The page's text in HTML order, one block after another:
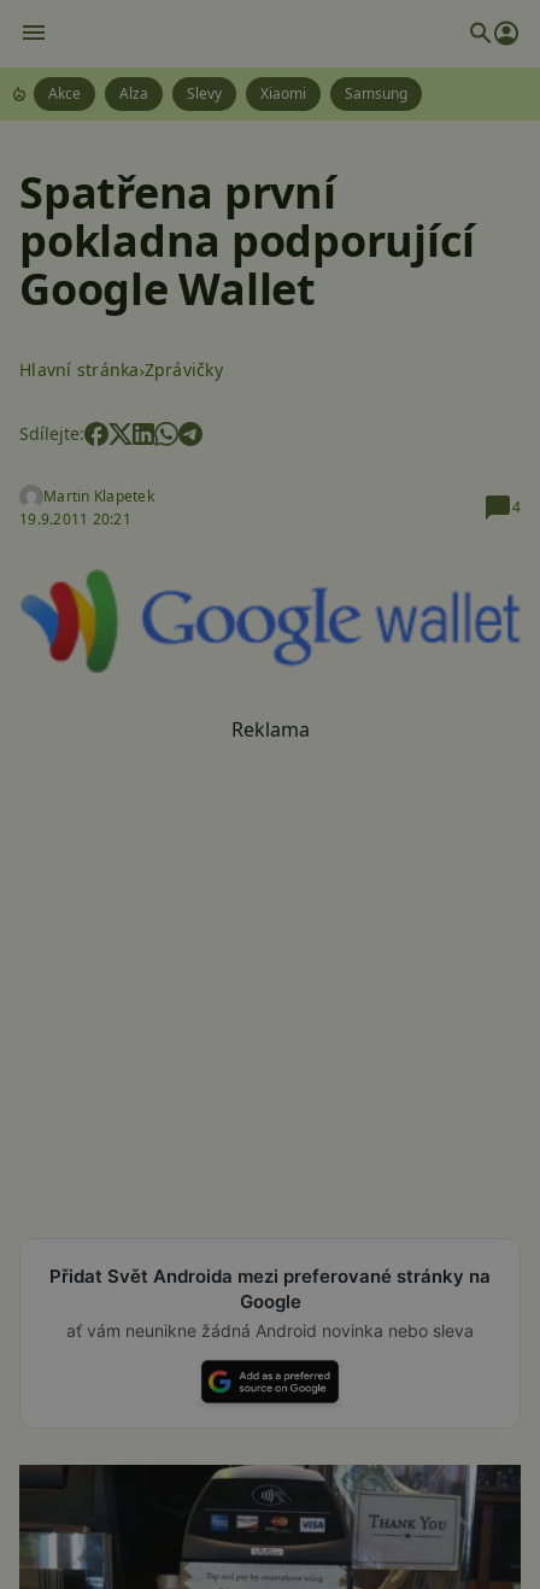
Akce Alza Slevy Xiaomi Samsung
Spatřena první
pokladna podporující
Google Wallet
Hlavní stránka Zprávičky
Sdílejte:
Martin Klapetek
19.9.2011 20:21
4
Reklama
Přidat Svět Androida mezi preferované stránky na
Google
ať vám neunikne žádná Android novinka nebo sleva